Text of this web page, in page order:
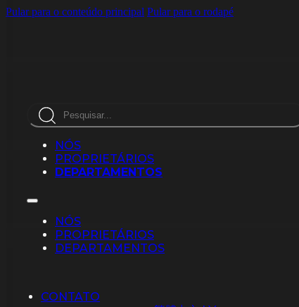
Pular para o conteúdo principal Pular para o rodapé
Pesquisar
NÓS
PROPRIETÁRIOS
DEPARTAMENTOS
NÓS
PROPRIETÁRIOS
DEPARTAMENTOS
CONTATO